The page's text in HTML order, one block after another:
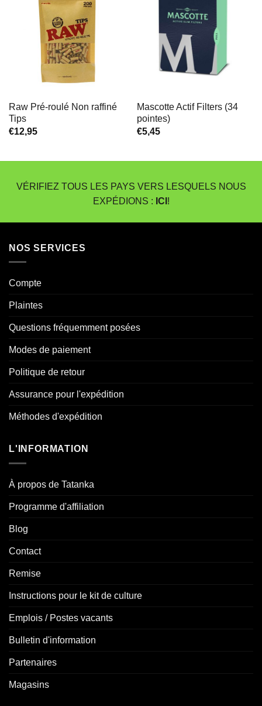
Raw Pré-roulé Non raffiné
Tips
€12,95
Mascotte Actif Filters (34
pointes)
€5,45
VÉRIFIEZ TOUS LES PAYS VERS LESQUELS NOUS
EXPÉDIONS : ICI !
NOS SERVICES
Compte
Plaintes
Questions fréquemment posées
Modes de paiement
Politique de retour
Assurance pour l'expédition
Méthodes d'expédition
L'INFORMATION
À propos de Tatanka
Programme d'affiliation
Blog
Contact
Remise
Instructions pour le kit de culture
Emplois / Postes vacants
Bulletin d'information
Partenaires
Magasins